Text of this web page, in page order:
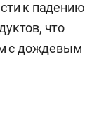
к падению
что
с дождевым